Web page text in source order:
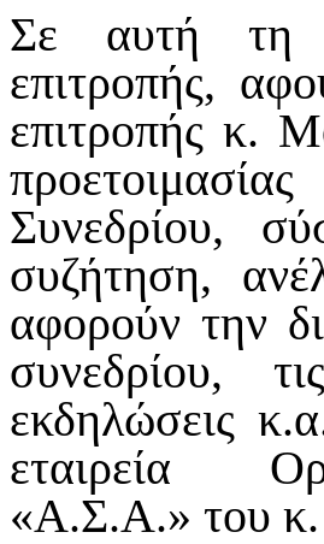
Σε αυτή τη
επιτροπής,
επιτροπής κ.
Συνεδρίου,
συζήτηση,
αφορούν την
συνεδρίου,
εκδηλώσεις
εταιρεία
«Α.Σ.Α.» του